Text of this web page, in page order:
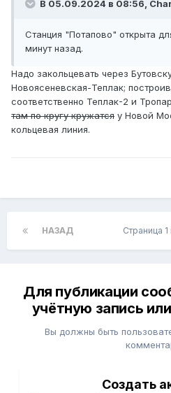
В 05.09.2024 в 08:56,
Станция "Потапово" открыта
минут назад.
Надо закольцевать через
Новоясеневская-Теплак;
соответственно Теплак-2 и
там по кругу кружатся у Новой
кольцевая линия.
НАЗАД Страница 1
Для публикации
учётную запись
Вы должны быть
Создать